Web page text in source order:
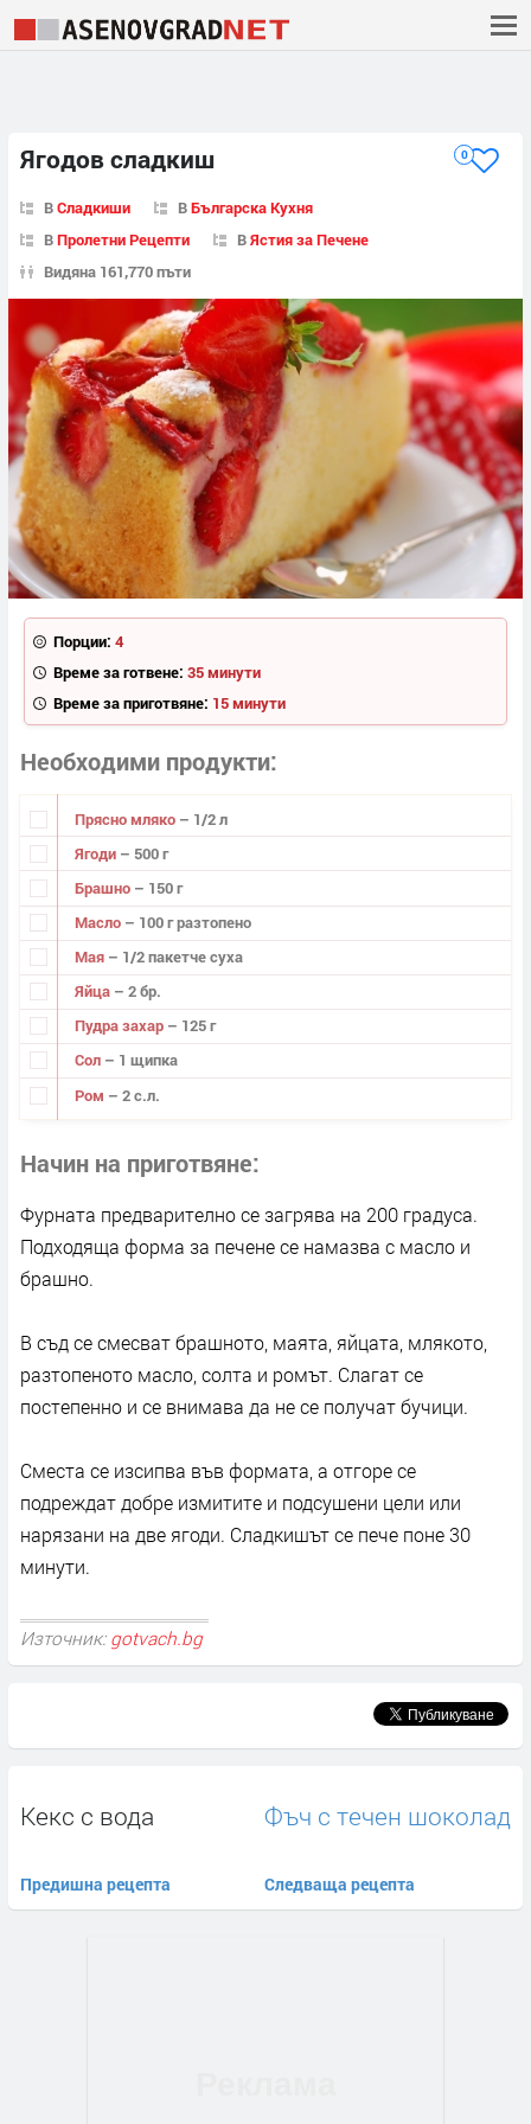
Ягодов сладкиш 0
ВСладкиши ВБългарска Кухня
ВПролетни Рецепти ВЯстия за Печене
Видяна 161,770 пъти
Порции: 4
Време за готвене: 35 минути
Време за приготвяне: 15 минути
Необходими продукти
Прясно мляко – 1/2 л
Ягоди – 500 г
Брашно – 150 г
Масло – 100 г разтопено
Мая – 1/2 пакетче суха
Яйца – 2 бр.
Пудра захар – 125 г
Сол – 1 щипка
Ром – 2 с.л.
Начин на приготвяне
Фурната предварително се загрява на 200 градуса.
Подходяща форма за печене се намазва с масло и
брашно.
В съд се смесват брашното, маята, яйцата, млякото,
разтопеното масло, солта и ромът. Слагат се
постепенно и се внимава да не се получат бучици.
Сместа се изсипва във форматa, а отгоре се
подреждат добре измитите и подсушени цели или
нарязани на две ягоди. Сладкишът се пече поне 30
минути.
Източник: gotvach.bg
Кекс с вода
Предишна рецепта
Фъч с течен шоколад
Следваща рецепта